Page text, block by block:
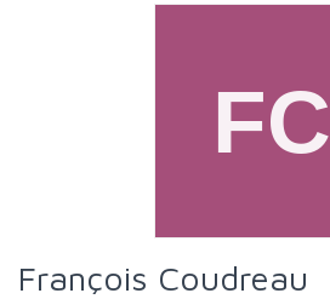
François Coudreau